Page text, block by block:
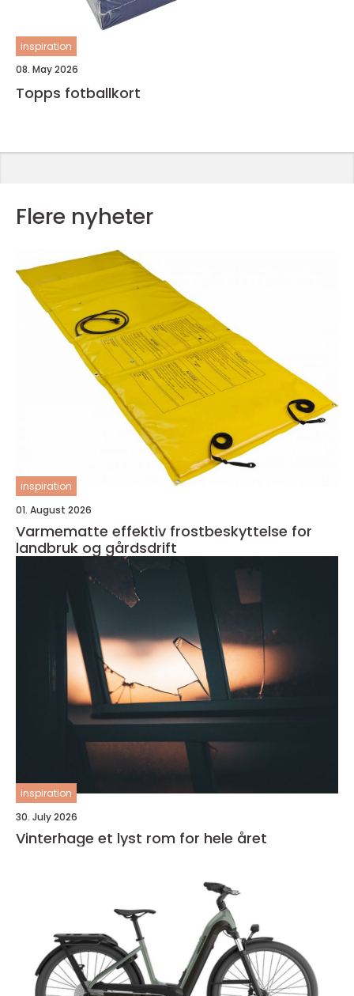
inspiration
08. May 2026
Topps fotballkort
Flere nyheter
inspiration
01. August 2026
Varmematte effektiv frostbeskyttelse for
landbruk og gårdsdrift
inspiration
30. July 2026
Vinterhage et lyst rom for hele året